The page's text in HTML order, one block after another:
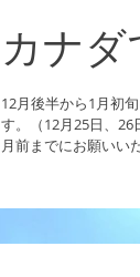
カナ
12月後半から1月初
す。（12月25日、
月前までにお願いい